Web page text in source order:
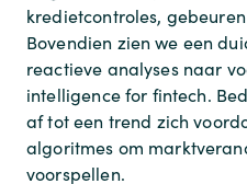
kredietcontroles,
Bovendien zien we een
reactieve analyses naar
intelligence for fintech.
af tot een trend zich
algoritmes om
voorspellen.